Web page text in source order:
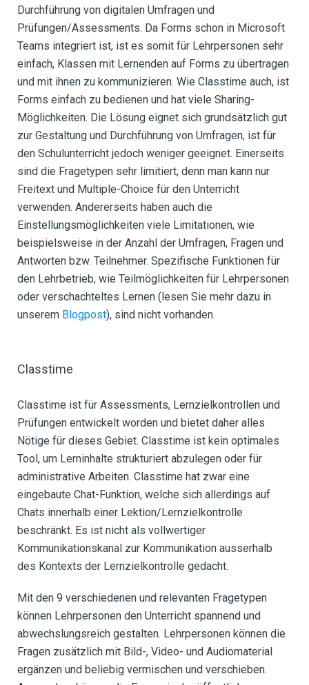
Durchführung von digitalen Umfragen und
Prüfungen/Assessments. Da Forms schon in Microsoft
Teams integriert ist, ist es somit für Lehrpersonen sehr
einfach, Klassen mit Lernenden auf Forms zu übertragen
und mit ihnen zu kommunizieren. Wie Classtime auch, ist
Forms einfach zu bedienen und hat viele Sharing-
Möglichkeiten. Die Lösung eignet sich grundsätzlich gut
zur Gestaltung und Durchführung von Umfragen, ist für
den Schulunterricht jedoch weniger geeignet. Einerseits
sind die Fragetypen sehr limitiert, denn man kann nur
Freitext und Multiple-Choice für den Unterricht
verwenden. Andererseits haben auch die
Einstellungsmöglichkeiten viele Limitationen, wie
beispielsweise in der Anzahl der Umfragen, Fragen und
Antworten bzw. Teilnehmer. Spezifische Funktionen für
den Lehrbetrieb, wie Teilmöglichkeiten für Lehrpersonen
oder verschachteltes Lernen (lesen Sie mehr dazu in
unserem Blogpost), sind nicht vorhanden.
Classtime
Classtime ist für Assessments, Lernzielkontrollen und
Prüfungen entwickelt worden und bietet daher alles
Nötige für dieses Gebiet. Classtime ist kein optimales
Tool, um Lerninhalte strukturiert abzulegen oder für
administrative Arbeiten. Classtime hat zwar eine
eingebaute Chat-Funktion, welche sich allerdings auf
Chats innerhalb einer Lektion/Lernzielkontrolle
beschränkt. Es ist nicht als vollwertiger
Kommunikationskanal zur Kommunikation ausserhalb
des Kontexts der Lernzielkontrolle gedacht.
Mit den 9 verschiedenen und relevanten Fragetypen
können Lehrpersonen den Unterricht spannend und
abwechslungsreich gestalten. Lehrpersonen können die
Fragen zusätzlich mit Bild-, Video- und Audiomaterial
ergänzen und beliebig vermischen und verschieben.